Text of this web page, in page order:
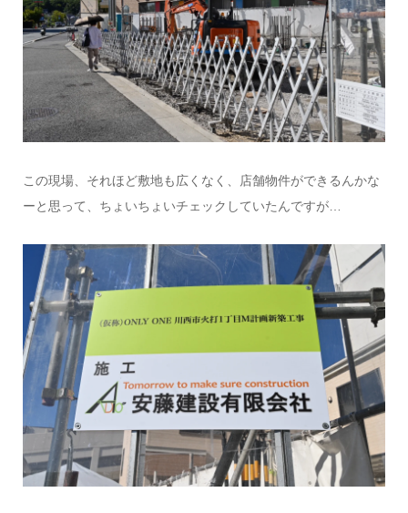
この現場、それほど敷地も広くなく、店舗物件ができるんかな
ーと思って、ちょいちょいチェックしていたんですが…